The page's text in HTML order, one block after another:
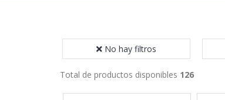
No hay filtros
Total de productos disponibles 126